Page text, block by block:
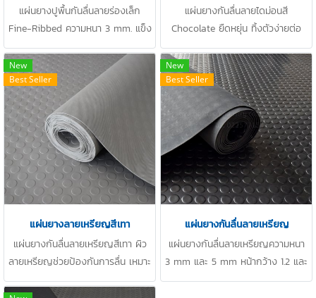
แผ่นยางปูพื้นกันลื่นลายร่องเล็ก
Fine-Ribbed ความหนา 3 mm. แข็ง
แรงทนการสึก ดักฝุ่นดีเยี่ยม ทำความ
สะอาดง่าย / Tel : 0-2257-7154 /
MB : 086-307-7319 / Email :
info@ptigroups.com / Line OA :
@PTIRUBBER
แผ่นยางกันลื่นลายไดม่อนสี
Chocolate ยืดหยุ่น ทิ้งตัวง่ายต่อ
การติดตั้ง ผิวด้านล่างลายผ้าช่วย
การยึดเกาะ รับน้ำหนัก ทนการขีด
ข่วน Thickness 3 mm , 5 mm ,
Width 1.2 M / 1.5 M รับประกัน 1 ปี
จัดส่งสินค้าฟรีทั่วประเทศ
New
Best Seller
แผ่นยางลายเหรียญสีเทา
แผ่นยางกันลื่นลายเหรียญสีเทา ผิว
ลายเหรียญช่วยป้องกันการลื่น เหมาะ
สำหรับงานปูพื้น Thickness 3 m , 5
New
Best Seller
แผ่นยางกันลื่นลายเหรียญ
แผ่นยางกันลื่นลายเหรียญความหนา
3 mm และ 5 mm หน้ากว้าง 1.2 และ
1.5 เมตร ป้องกันอันตรายจากการลื่น